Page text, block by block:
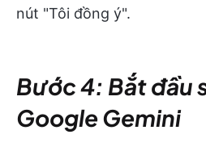
nút "Tôi đồng ý".
Bước 4: Bắt đầu
Google Gemini